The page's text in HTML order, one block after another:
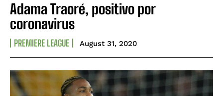
Adama Traoré, positivo por
coronavirus
PREMIERE LEAGUE August 31, 2020